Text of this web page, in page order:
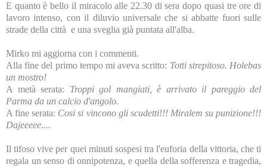
E quanto è bello il miracolo alle 22.30 di sera dopo quasi tre ore di
lavoro intenso, con il diluvio universale che si abbatte fuori sulle
strade della città e una sveglia già puntata all'alba.
Mirko mi aggiorna con i commenti.
Alla fine del primo tempo mi aveva scritto: Totti strepitoso. Holebas
un mostro!
A metà serata: Troppi gol mangiati, è arrivato il pareggio del
Parma da un calcio d'angolo.
A fine serata: Cosi si vincono gli scudetti!!! Miralem su punizione!!!
Dajeeeee....
Il tifoso vive per quei minuti sospesi tra l'euforia della vittoria, che ti
regala un senso di onnipotenza, e quella della sofferenza e tragedia,